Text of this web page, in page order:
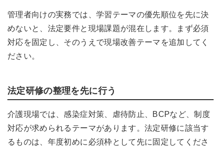
管理者向けの実務では、学習テーマの優先順位を先に決
めないと、法定要件と現場課題が混在します。まず必須
対応を固定し、そのうえで現場改善テーマを追加してく
ださい。
法定研修の整理を先に行う
介護現場では、感染症対策、虐待防止、BCPなど、制度
対応が求められるテーマがあります。法定研修に該当す
るものは、年度初めに必須枠として先に固定してくださ